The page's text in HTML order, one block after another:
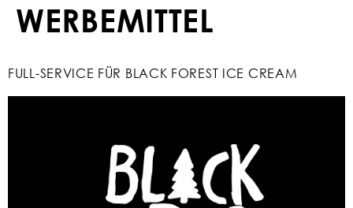
WERBEMITTEL
FULL-SERVICE FÜR BLACK FOREST ICE CREAM